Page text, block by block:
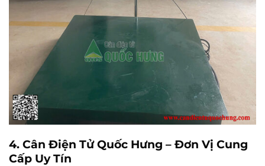
4. Cân Điện Tử Quốc Hưng – Đơn Vị Cung
Cấp Uy Tín